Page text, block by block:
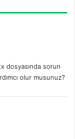
dosyasında sorun
olur musunuz?